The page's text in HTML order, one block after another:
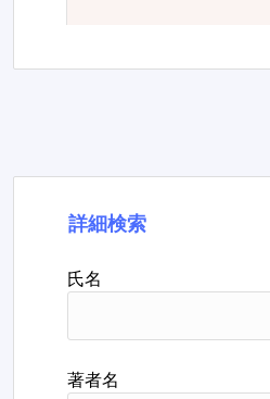
詳細検索
氏名
著者名